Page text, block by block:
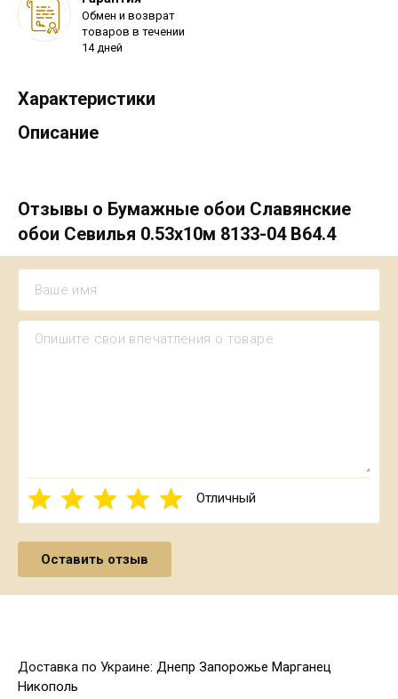
Обмен и возврат
товаров в течении
14 дней
Характеристики
Описание
Отзывы о Бумажные обои Славянские
обои Севилья 0.53х10м 8133-04 В64.4
Отличный
Доставка по Украине: Днепр Запорожье Марганец
Никополь